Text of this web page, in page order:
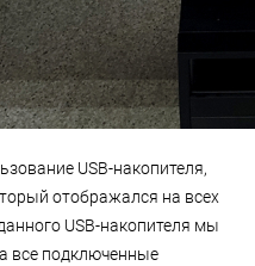
USB-накопителя,
отображался на всех
USB-накопителя мы
все подключенные